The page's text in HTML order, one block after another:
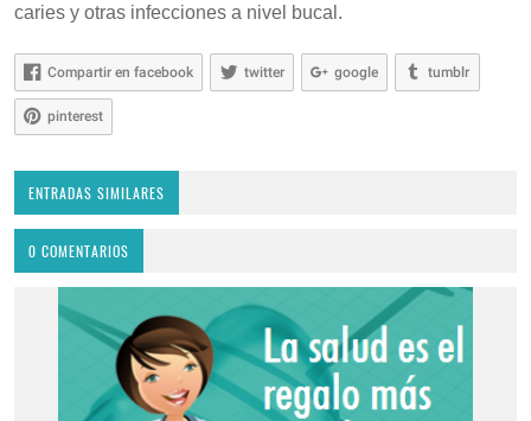
caries y otras infecciones a nivel bucal.
Compartir en facebook twitter google tumblr
pinterest
ENTRADAS SIMILARES
0 COMENTARIOS